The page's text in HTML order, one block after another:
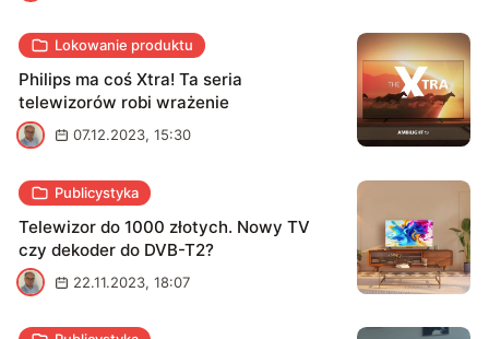
Lokowanie produktu
Philips ma coś Xtra! Ta seria
telewizorów robi wrażenie
P
07.12.2023, 15:30
Publicystyka
Telewizor do 1000 złotych. Nowy TV
czy dekoder do DVB-T2?
P
22.11.2023, 18:07